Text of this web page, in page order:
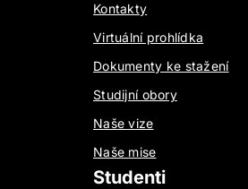
Kontakty
Virtuální prohlídka
Dokumenty ke stažení
Studijní obory
Naše vize
Naše mise
Studenti